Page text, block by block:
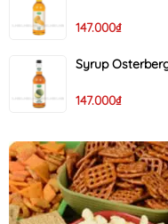
147.000₫
Syrup
147.000₫